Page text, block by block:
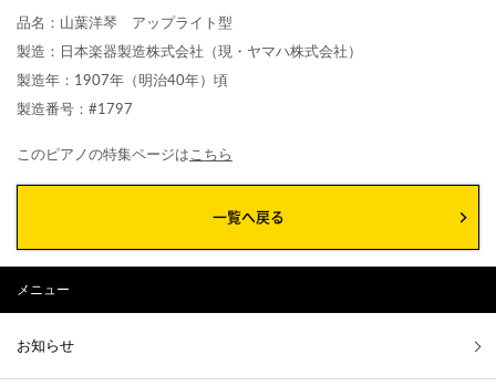
品名：山葉洋琴 アップライト型
製造：日本楽器製造株式会社（現・ヤマハ株式会社）
製造年：1907年（明治40年）頃
製造番号：#1797
このピアノの特集ページは こちら
一覧へ戻る
メニュー
お知らせ